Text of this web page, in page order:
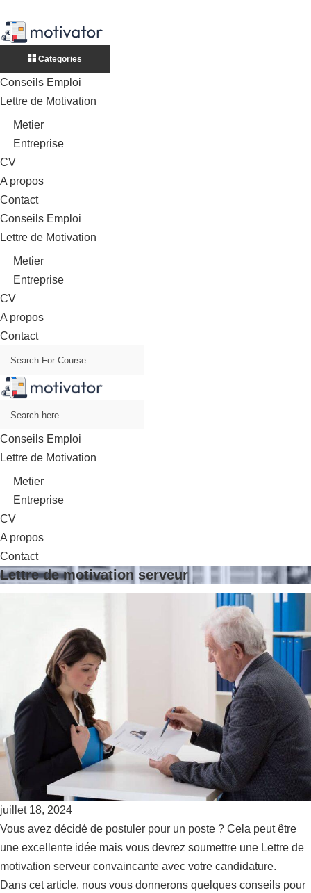
Categories
Conseils Emploi
Lettre de Motivation
Metier
Entreprise
CV
A propos
Contact
Conseils Emploi
Lettre de Motivation
Metier
Entreprise
CV
A propos
Contact
Conseils Emploi
Lettre de Motivation
Metier
Entreprise
CV
A propos
Contact
Lettre de motivation serveur
juillet 18, 2024
Vous avez décidé de postuler pour un poste ? Cela peut être
une excellente idée mais vous devrez soumettre une Lettre de
motivation serveur convaincante avec votre candidature.
Dans cet article, nous vous donnerons quelques conseils pour